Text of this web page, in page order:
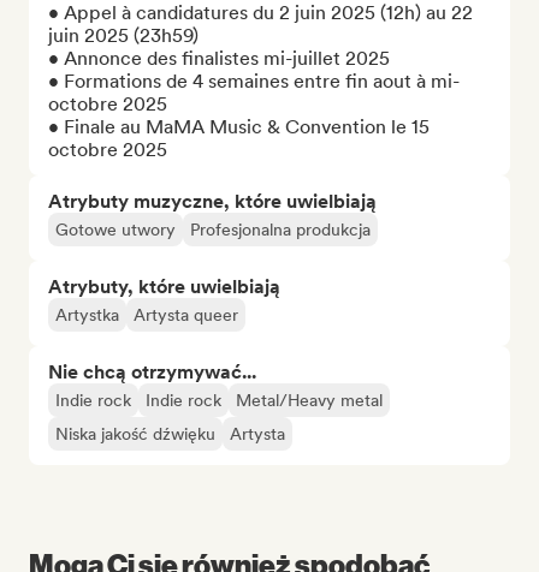
• Appel à candidatures du 2 juin 2025 (12h) au 22
juin 2025 (23h59)
• Annonce des finalistes mi-juillet 2025
• Formations de 4 semaines entre fin aout à mi-
octobre 2025
• Finale au MaMA Music & Convention le 15
octobre 2025
Atrybuty muzyczne, które uwielbiają
Gotowe utwory Profesjonalna produkcja
Atrybuty, które uwielbiają
Artystka Artysta queer
Nie chcą otrzymywać...
Indie rock Indie rock
Metal/Heavy metal
Niska jakość dźwięku
Artysta
Mogą Ci się również spodobać